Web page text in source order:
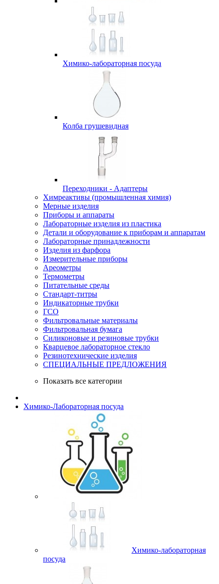
Химико-лабораторная посуда
Колба грушевидная
Переходники - Адаптеры
Химреактивы (промышленная химия)
Мерные изделия
Приборы и аппараты
Лабораторные изделия из пластика
Детали и оборудование к приборам и аппаратам
Лабораторные принадлежности
Изделия из фарфора
Измерительные приборы
Ареометры
Термометры
Питательные среды
Стандарт-титры
Индикаторные трубки
ГСО
Фильтровальные материалы
Фильтровальная бумага
Силиконовые и резиновые трубки
Кварцевое лабораторное стекло
Резинотехнические изделия
СПЕЦИАЛЬНЫЕ ПРЕДЛОЖЕНИЯ
Показать все категории
Химико-Лабораторная посуда
Химико-лабораторная
посуда